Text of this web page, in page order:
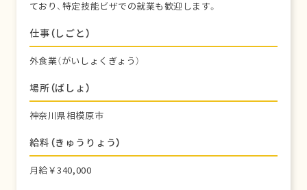
ており、特定技能ビザでの就業も歓迎します。
仕事（しごと）
外食業（がいしょくぎょう）
場所（ばしょ）
神奈川県相模原市
給料（きゅうりょう）
月給￥340,000